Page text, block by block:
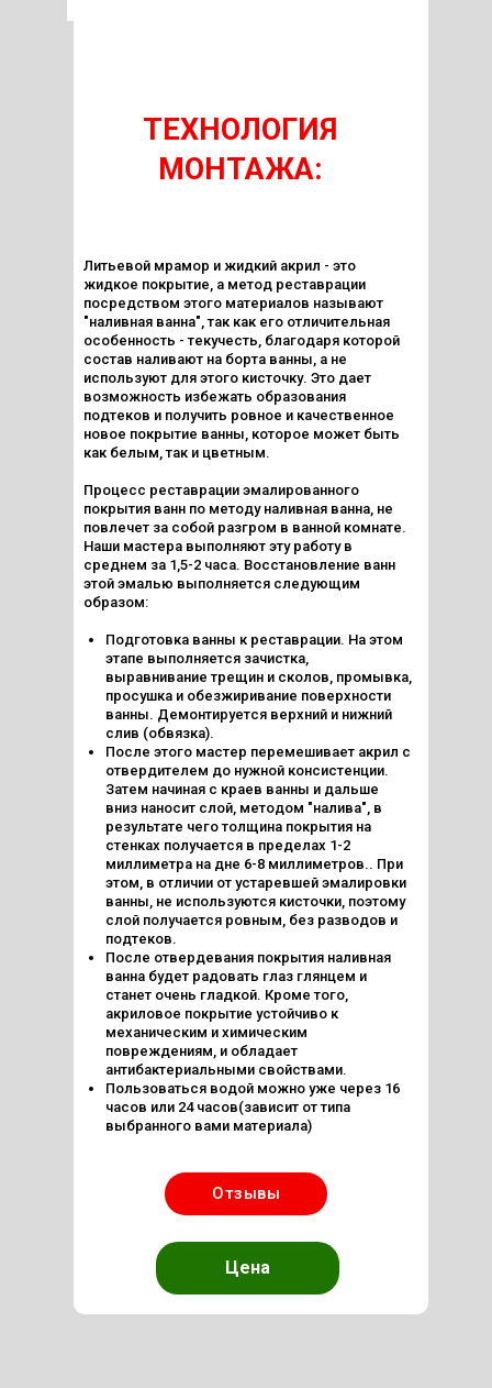
Литьевой мрамор и жидкий акрил - это
жидкое покрытие, а метод реставрации
посредством этого материалов называют
"наливная ванна", так как его отличительная
особенность - текучесть, благодаря которой
состав наливают на борта ванны, а не
используют для этого кисточку. Это дает
возможность избежать образования
подтеков и получить ровное и качественное
новое покрытие ванны, которое может быть
как белым, так и цветным.
Процесс реставрации эмалированного
покрытия ванн по методу наливная ванна, не
повлечет за собой разгром в ванной комнате.
Наши мастера выполняют эту работу в
среднем за 1,5-2 часа. Восстановление ванн
этой эмалью выполняется следующим
образом:
Подготовка ванны к реставрации. На этом
этапе выполняется зачистка,
выравнивание трещин и сколов, промывка,
просушка и обезжиривание поверхности
ванны. Демонтируется верхний и нижний
слив (обвязка).
После этого мастер перемешивает акрил с
отвердителем до нужной консистенции.
Затем начиная с краев ванны и дальше
вниз наносит слой, методом "налива", в
результате чего толщина покрытия на
стенках получается в пределах 1-2
миллиметра на дне 6-8 миллиметров.. При
этом, в отличии от устаревшей эмалировки
ванны, не используются кисточки, поэтому
слой получается ровным, без разводов и
подтеков.
После отвердевания покрытия наливная
ванна будет радовать глаз глянцем и
станет очень гладкой. Кроме того,
акриловое покрытие устойчиво к
механическим и химическим
повреждениям, и обладает
антибактериальными свойствами.
Пользоваться водой можно уже через 16
часов или 24 часов(зависит от типа
выбранного вами материала)
ТЕХНОЛОГИЯ
МОНТАЖА:
Цена
Отзывы